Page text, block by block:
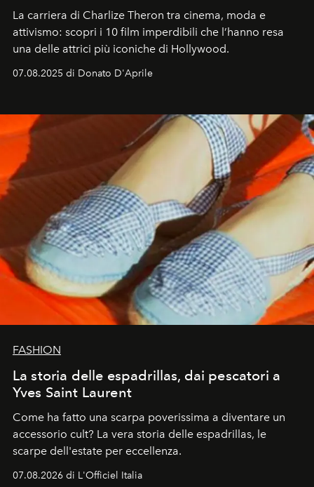
La carriera di Charlize Theron tra cinema, moda e
attivismo: scopri i 10 film imperdibili che l’hanno resa
una delle attrici più iconiche di Hollywood.
07.08.2025 di Donato D'Aprile
FASHION
La storia delle espadrillas, dai pescatori a
Yves Saint Laurent
Come ha fatto una scarpa poverissima a diventare un
accessorio cult? La vera storia delle espadrillas, le
scarpe dell'estate per eccellenza.
07.08.2026 di L'Officiel Italia